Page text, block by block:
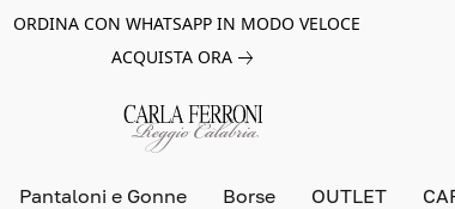
ORDINA CON WHATSAPP IN MODO VELOCE
ACQUISTA ORA
Pantaloni e Gonne Borse OUTLET